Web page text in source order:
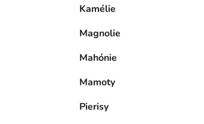
Kamélie
Magnolie
Mahónie
Mamoty
Pierisy